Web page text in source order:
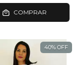
COMPRAR
40% OFF